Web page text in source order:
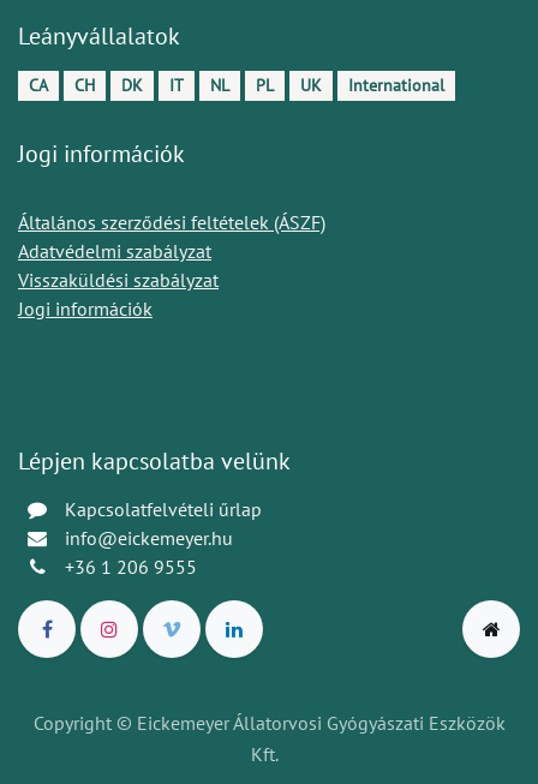
Leányvállalatok
CA CH DK IT NL PL UK International
Jogi információk
Általános szerződési feltételek (ÁSZF)
Adatvédelmi szabályzat
Visszaküldési szabályzat
Jogi információk
Lépjen kapcsolatba velünk
Kapcsolatfelvételi űrlap
info@eickemeyer.hu
+36 1 206 9555
Copyright © Eickemeyer Állatorvosi Gyógyászati Eszközök
Kft.